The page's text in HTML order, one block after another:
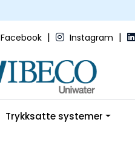
Facebook | Instagram |
Trykksatte systemer